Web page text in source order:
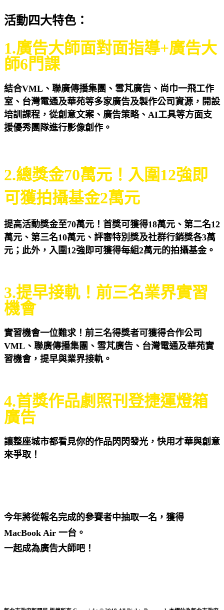
活動四大特色：
1.廣告大師面對面指導+廣告大
師6門課
結合VML、聯廣傳播集團、雪芃廣告、尚巾一飛工作
室、台灣電通及華苑等多家廣告及製作公司資源，開設
培訓課程，從創意文案、廣告策略、AI工具等方面支
援優秀團隊進行影像創作。
2.總獎金70萬元 ！ 入圍12強即
可獲拍攝基金2萬元
提高活動獎金至70萬元！首獎可獲得18萬元、第二名12
萬元、第三名10萬元、評審特別獎及社群行銷獎各3萬
元；此外，入圍12強即可獲得每組2萬元的拍攝基金。
3.提早接軌！前三名業界實習
機會
實習機會一位難求！前三名得獎者可獲得合作公司
VML、聯廣傳播集團、雪芃廣告、台灣電通及華苑實
習機會，提早與業界接軌。
4.首獎作品劇照刊登捷運燈箱
廣告
讓整座城市都看見你的作品閃閃發光，快用才華與創意
來爭取！
今年將從報名完成的參賽者中抽取一名，獲得
MacBook Air 一台。
一起成為廣告大師吧！